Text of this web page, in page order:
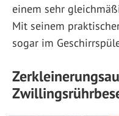
einem sehr
Mit seinem
sogar im